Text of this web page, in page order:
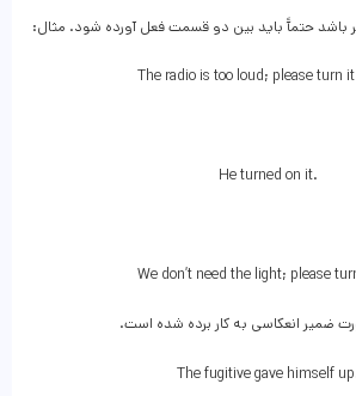
باشد حتمآً باید بین دو قسمت فعل آورده شود. مثال:
The radio is too loud; please turn
He turned on it.
We don’t need the light; please
ضمیر انعکاسی به کار برده شده است.
The fugitive gave himself